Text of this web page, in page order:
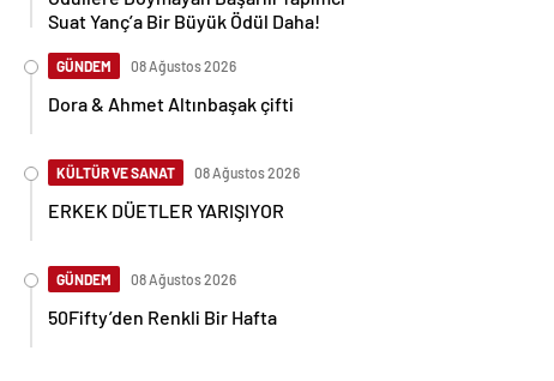
Suat Yanç’a Bir Büyük Ödül Daha!
GÜNDEM 08 Ağustos 2026
Dora & Ahmet Altınbaşak çifti
KÜLTÜR VE SANAT 08 Ağustos 2026
ERKEK DÜETLER YARIŞIYOR
GÜNDEM 08 Ağustos 2026
50Fifty’den Renkli Bir Hafta